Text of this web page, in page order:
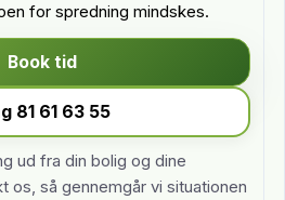
for spredning mindskes.
Book tid
81 61 63 55
ud fra din bolig og dine
os, så gennemgår vi situationen